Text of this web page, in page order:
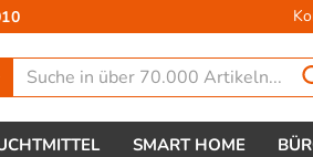
SMART HOME